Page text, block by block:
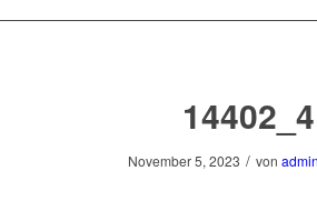
14402_4
November 5, 2023 / von